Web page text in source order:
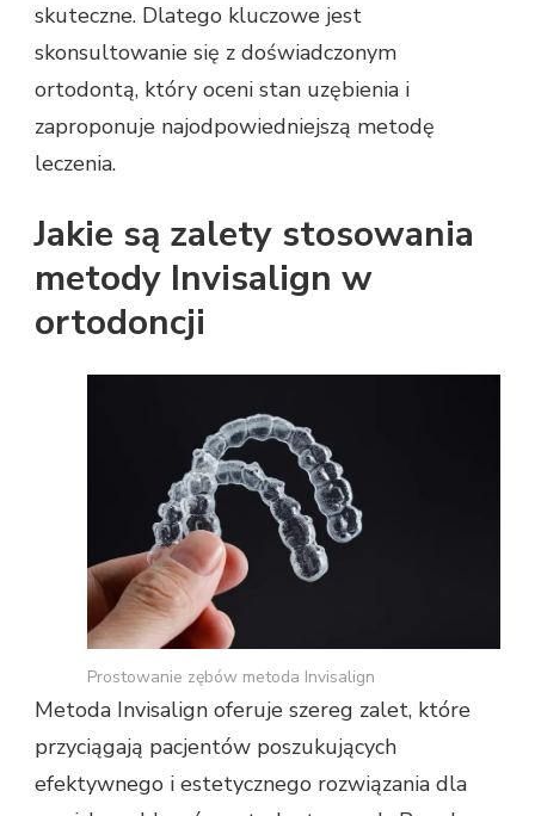
skuteczne. Dlatego kluczowe jest
skonsultowanie się z doświadczonym
ortodontą, który oceni stan uzębienia i
zaproponuje najodpowiedniejszą metodę
leczenia.
Jakie są zalety stosowania
metody Invisalign w
ortodoncji
Prostowanie zębów metoda Invisalign
Metoda Invisalign oferuje szereg zalet, które
przyciągają pacjentów poszukujących
efektywnego i estetycznego rozwiązania dla